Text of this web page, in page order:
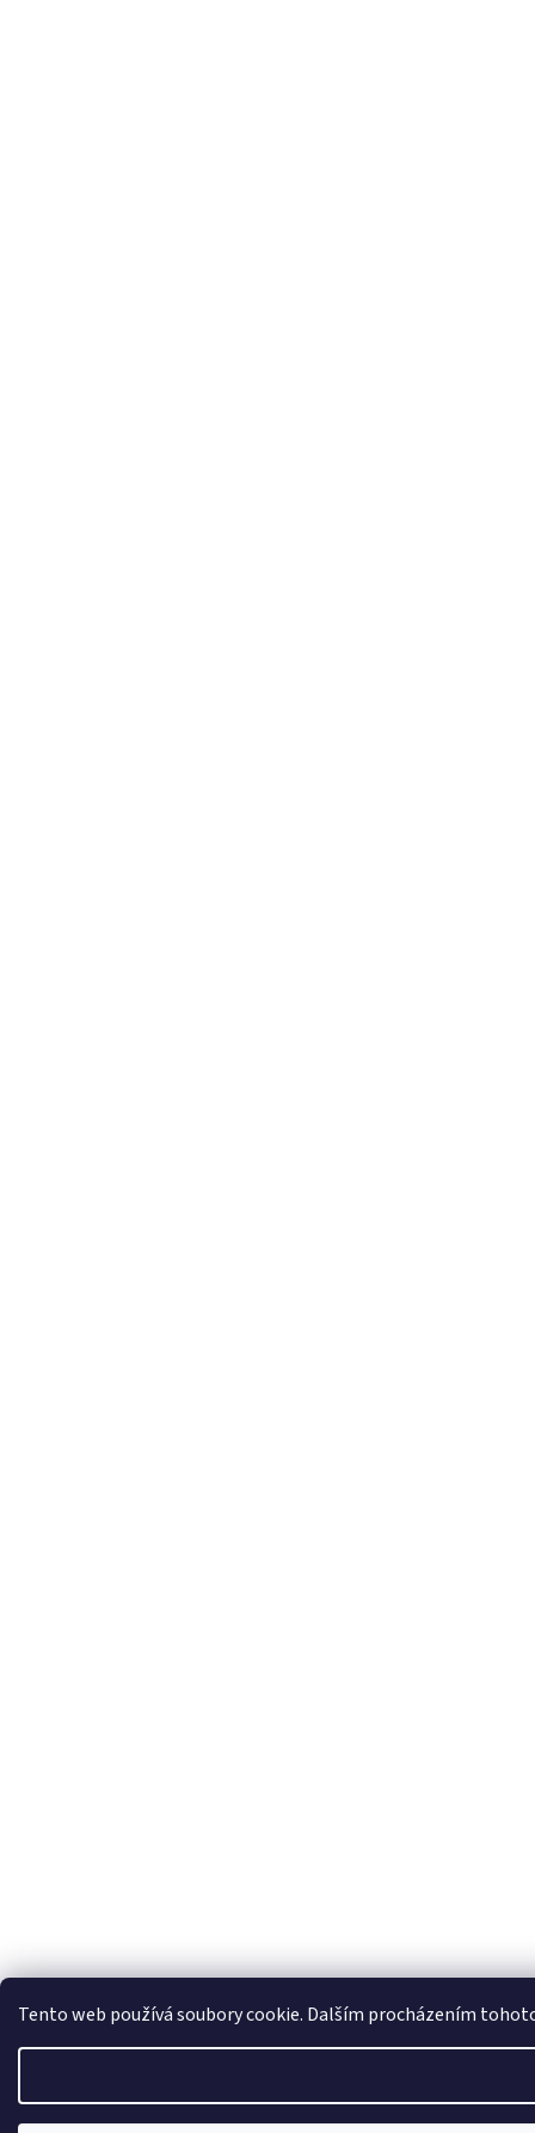
Tento web používá soubory cookie. Dalším procházením